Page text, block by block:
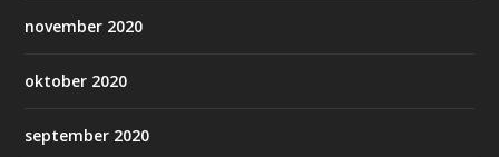
november 2020
oktober 2020
september 2020